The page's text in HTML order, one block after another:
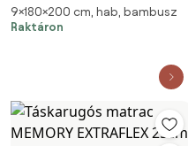
matrac világos ekrü
9×180×200 cm, hab, bambusz
Raktáron